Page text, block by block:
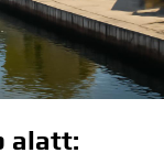
alatt: